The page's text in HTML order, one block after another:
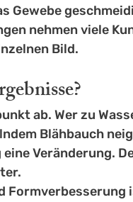
Gewebe
nehmen viele
Bild.
ab. Wer zu
Blähbauch
Veränderung.